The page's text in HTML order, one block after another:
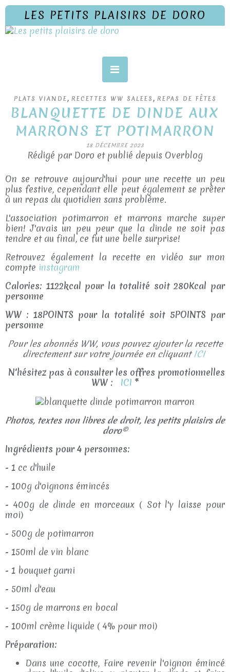
LES PETITS PLAISIRS DE DORO
PLATS VIANDE, RECETTES WW SALEES , REPAS DE FÊTES
BLANQUETTE DE DINDE AUX
MARRONS ET POTIMARRON
18 DÉCEMBRE 2023
Rédigé par Doro et publié depuis Overblog
On se retrouve aujourd'hui pour une recette un peu
plus festive, cependant elle peut également se prêter
à un repas du quotidien sans problème.
L'association potimarron et marrons marche super
bien! J'avais un peu peur que la dinde ne soit pas
tendre et au final, ce fut une belle surprise!
Retrouvez également la recette en vidéo sur mon
compte instagram
Calories: 1122kcal pour la totalité soit 280Kcal par
personne
WW : 18POINTS pour la totalité soit 5POINTS par
personne
Pour les abonnés WW, vous pouvez ajouter la recette
directement sur votre journée en cliquantICI
N'hésitez pas à consulter les offres promotionnelles
WW :
ICI *
Photos, textes non libres de droit, les petits plaisirs de
doro©
Ingrédients pour 4 personnes:
- 1 cc d'huile
- 100g d'oignons émincés
- 400g de dinde en morceaux ( Sot l'y laisse pour
moi)
- 500g de potimarron
- 150ml de vin blanc
- 1 bouquet garni
- 50ml d'eau
- 150g de marrons en bocal
- 100ml crème liquide ( 4% pour moi)
Préparation:
Dans une cocotte, Faire revenir l'oignon émincé